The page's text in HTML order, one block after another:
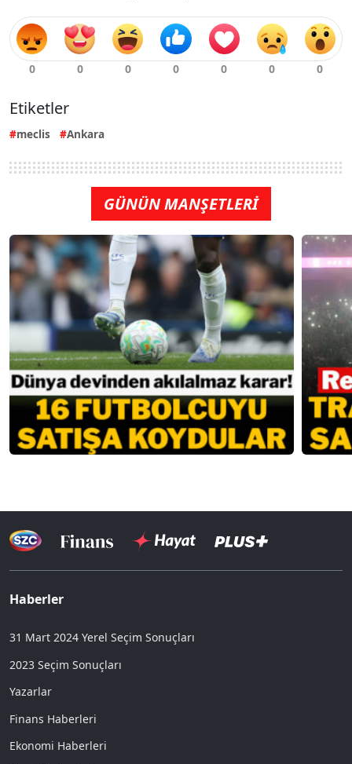
Etiketler
meclis Ankara
GÜNÜN MANŞETLERİ
Haberler
31 Mart 2024 Yerel Seçim Sonuçları
2023 Seçim Sonuçları
Yazarlar
Finans Haberleri
Ekonomi Haberleri